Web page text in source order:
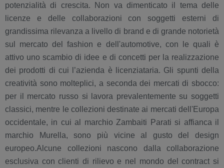
potenzialità di crescita. Non va dimenticato il tema delle
licenze e delle collaborazioni con soggetti esterni di
grandissima rilevanza a livello di brand e di grande notorietà
sul mercato del fashion e dell'automotive, con le quali è
attivo uno scambio di idee e di concetti per la realizzazione
dei prodotti di cui l’azienda è licenziataria. Gli spunti della
creatività sono molteplici, a seconda dei mercati di sbocco:
per il mercato russo si lavora prevalentemente su soggetti
classici, mentre le collezioni destinate ai mercati dell'Europa
occidentale, in cui al marchio Zambaiti Parati si affianca il
marchio Murella, sono più vicine al gusto del design
europeo.Alcune collezioni nascono dalla collaborazione
esclusiva con clienti di rilievo e nel mondo del contract si